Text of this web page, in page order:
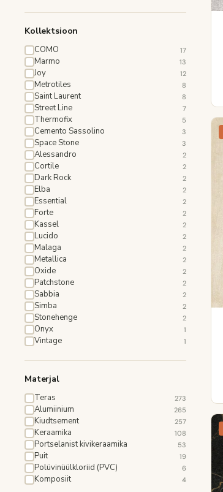
Kollektsioon
COMO 17
Marmo 13
Joy 12
Metrotiles 8
Saint Laurent 8
Street Line 7
Thermofix 5
Cemento Sassolino 3
Space Stone 3
Alessandro 2
Cortile 2
Dark Rock 2
Elba 2
Essential 2
Forte 2
Kassel 2
Lucido 2
Malaga 2
Metallica 2
Oxide 2
Patchstone 2
Sabbia 2
Simba 2
Stonehenge 2
Onyx 1
Vintage 1
Materjal
Teras 273
Alumiinium 265
Kiudtsement 257
Keraamika 108
Portselanist kivikeraamika 53
Puit 19
Polüvinüülkloriid (PVC) 6
Komposiit 4